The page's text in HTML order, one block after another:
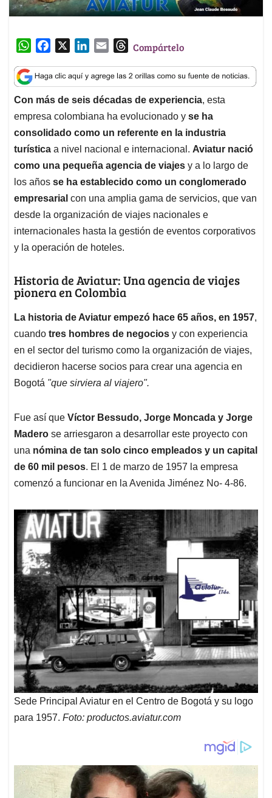
W
a
t
s
A
p
p
c
e
b
o
o
k
n
k
e
d
I
n
a
i
l
T
r
e
a
d
s
Compártelo
Con más de seis décadas de experiencia, esta
empresa colombiana ha evolucionado y se ha
consolidado como un referente en la industria
turística a nivel nacional e internacional. Aviatur nació
como una pequeña agencia de viajes y a lo largo de
los años se ha establecido como un conglomerado
empresarial con una amplia gama de servicios, que van
desde la organización de viajes nacionales e
internacionales hasta la gestión de eventos corporativos
y la operación de hoteles.
Historia de Aviatur: Una agencia de viajes
pionera en Colombia
La historia de Aviatur empezó hace 65 años, en 1957,
cuando tres hombres de negocios y con experiencia
en el sector del turismo como la organización de viajes,
decidieron hacerse socios para crear una agencia en
Bogotá "que sirviera al viajero".
Fue así que Víctor Bessudo, Jorge Moncada y Jorge
Madero se arriesgaron a desarrollar este proyecto con
una nómina de tan solo cinco empleados y un capital
de 60 mil pesos. El 1 de marzo de 1957 la empresa
comenzó a funcionar en la Avenida Jiménez No- 4-86.
Sede Principal Aviatur en el Centro de Bogotá y su logo
para 1957. Foto: productos.aviatur.com